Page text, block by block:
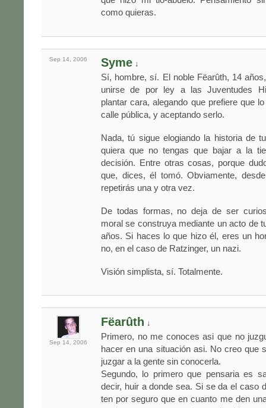
como quieras.
Sep 14, 2006 Syme ↓
Sí, hombre, sí. El noble Fëarûth, 14
unirse de por ley a las Juventudes
plantar cara, alegando que prefiere que
calle pública, y aceptando serlo.
Nada, tú sigue elogiando la historia de
quiera que no tengas que bajar a la
decisión. Entre otras cosas, porque
que, dices, él tomó. Obviamente,
repetirás una y otra vez.
De todas formas, no deja de ser
moral se construya mediante un acto de
años. Si haces lo que hizo él, eres un
no, en el caso de Ratzinger, un nazi.
Visión simplista, sí. Totalmente.
Sep 14, 2006
Fëarûth ↓
Primero, no me conoces asi que no
hacer en una situación asi. No creo que
juzgar a la gente sin conocerla.
Segundo, lo primero que pensaria es
decir, huir a donde sea. Si se da el caso
ten por seguro que en cuanto me den